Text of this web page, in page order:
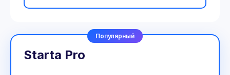
Популярный
Starta Pro